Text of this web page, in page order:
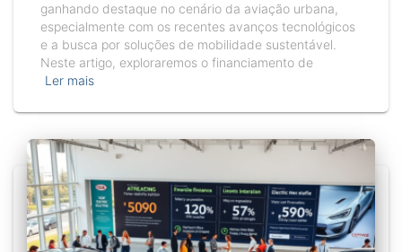
ganhando destaque no cenário da aviação urbana,
especialmente com os recentes avanços tecnológicos
e a busca por soluções de mobilidade sustentável.
Neste artigo, exploraremos o financiamento de
Ler mais